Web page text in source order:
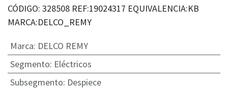
CÓDIGO: 328508 REF:19024317 EQUIVALENCIA:KB
MARCA:DELCO_REMY
Marca: DELCO REMY
Segmento: Eléctricos
Subsegmento: Despiece